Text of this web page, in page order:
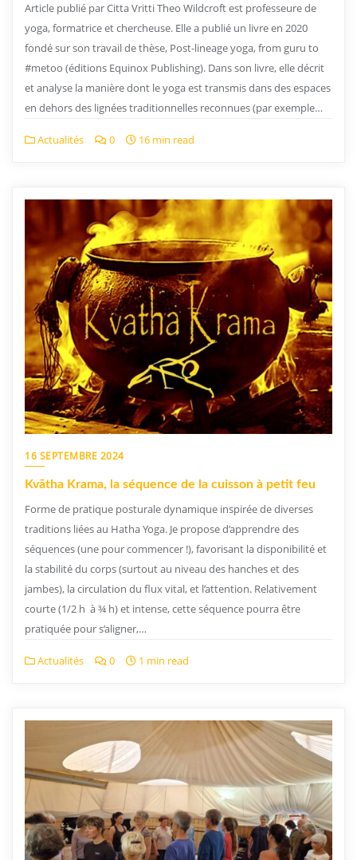
Article publié par Citta Vritti Theo Wildcroft est professeure de
yoga, formatrice et chercheuse. Elle a publié un livre en 2020
fondé sur son travail de thèse, Post-lineage yoga, from guru to
#metoo (éditions Equinox Publishing). Dans son livre, elle décrit
et analyse la manière dont le yoga est transmis dans des espaces
en dehors des lignées traditionnelles reconnues (par exemple…
Actualités 0 16 min read
16 SEPTEMBRE 2024
Kvātha Krama, la séquence de la cuisson à petit feu
Forme de pratique posturale dynamique inspirée de diverses
traditions liées au Hatha Yoga. Je propose d’apprendre des
séquences (une pour commencer !), favorisant la disponibilité et
la stabilité du corps (surtout au niveau des hanches et des
jambes), la circulation du flux vital, et l’attention. Relativement
courte (1/2 h à ¾ h) et intense, cette séquence pourra être
pratiquée pour s’aligner,…
Actualités 0 1 min read